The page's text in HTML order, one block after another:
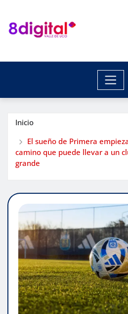
contenido
Inicio
El sueño de Primera
camino que puede llevar a un
grande